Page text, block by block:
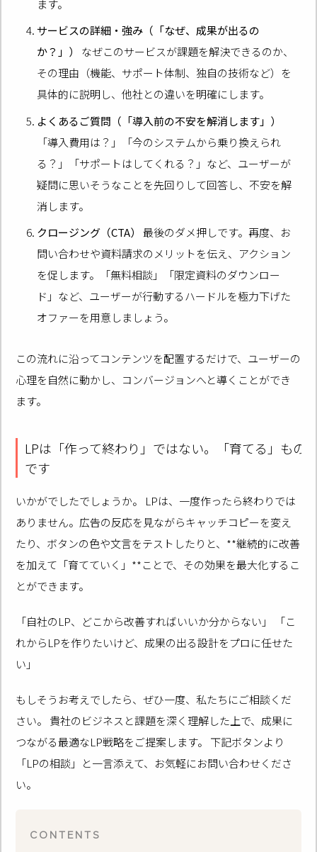
ます。
サービスの詳細・強み（「なぜ、成果が出るの
か？」）
なぜこのサービスが課題を解決できるのか、
その理由（機能、サポート体制、独自の技術など）を
具体的に説明し、他社との違いを明確にします。
よくあるご質問（「導入前の不安を解消します」）
「導入費用は？」「今のシステムから乗り換えられ
る？」「サポートはしてくれる？」など、ユーザーが
疑問に思いそうなことを先回りして回答し、不安を解
消します。
クロージング（CTA）
最後のダメ押しです。再度、お
問い合わせや資料請求のメリットを伝え、アクション
を促します。「無料相談」「限定資料のダウンロー
ド」など、ユーザーが行動するハードルを極力下げた
オファーを用意しましょう。
この流れに沿ってコンテンツを配置するだけで、ユーザーの
心理を自然に動かし、コンバージョンへと導くことができ
ます。
LPは「作って終わり」ではない。「育てる」もの
です
いかがでしたでしょうか。 LPは、一度作ったら終わりでは
ありません。広告の反応を見ながらキャッチコピーを変え
たり、ボタンの色や文言をテストしたりと、**継続的に改善
を加えて「育てていく」**ことで、その効果を最大化するこ
とができます。
「自社のLP、どこから改善すればいいか分からない」 「こ
れからLPを作りたいけど、成果の出る設計をプロに任せた
い」
もしそうお考えでしたら、ぜひ一度、私たちにご相談くだ
さい。 貴社のビジネスと課題を深く理解した上で、成果に
つながる最適なLP戦略をご提案します。 下記ボタンより
「LPの相談」と一言添えて、お気軽にお問い合わせくださ
い。
CONTENTS